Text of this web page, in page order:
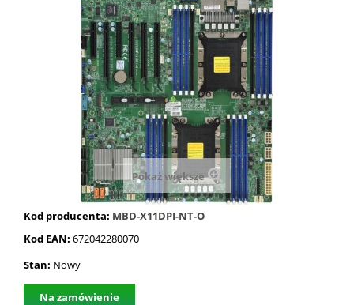
Pokaż większe
Kod producenta: MBD-X11DPI-NT-O
Kod EAN: 672042280070
Stan: Nowy
Na zamówienie